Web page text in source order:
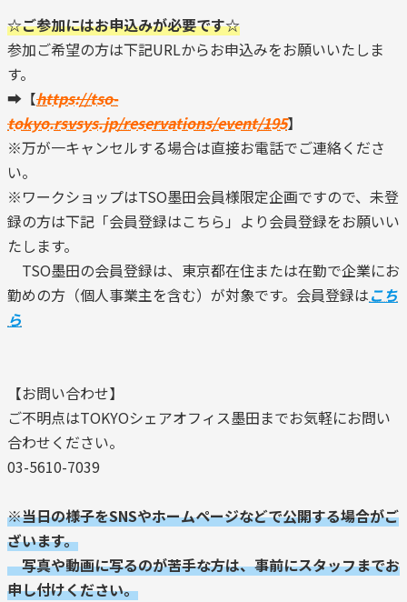
☆ご参加にはお申込みが必要です☆
参加ご希望の方は下記URLからお申込みをお願いいたしま
す。
➡【https://tso-
tokyo.rsvsys.jp/reservations/event/195】
※万が一キャンセルする場合は直接お電話でご連絡くださ
い。
※ワークショップはTSO墨田会員様限定企画ですので、未登
録の方は下記「会員登録はこちら」より会員登録をお願いい
たします。
TSO墨田の会員登録は、東京都在住または在勤で企業にお
勤めの方（個人事業主を含む）が対象です。会員登録はこち
ら
【お問い合わせ】
ご不明点はTOKYOシェアオフィス墨田までお気軽にお問い
合わせください。
03-5610-7039
※当日の様子をSNSやホームページなどで公開する場合がご
ざいます。
写真や動画に写るのが苦手な方は、事前にスタッフまでお
申し付けください。